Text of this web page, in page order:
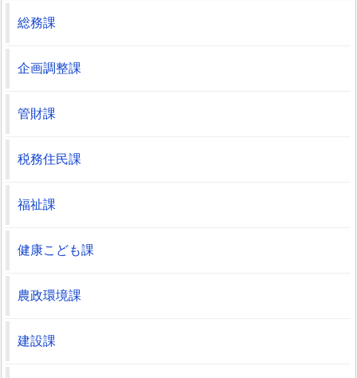
総務課
企画調整課
管財課
税務住民課
福祉課
健康こども課
農政環境課
建設課